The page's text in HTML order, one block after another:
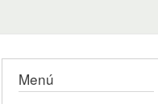
Menú